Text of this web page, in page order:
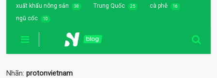
xuất khẩu nông sản 38 Trung Quốc 25 cà phê 16
ngũ cốc 10
Nhãn:protonvietnam